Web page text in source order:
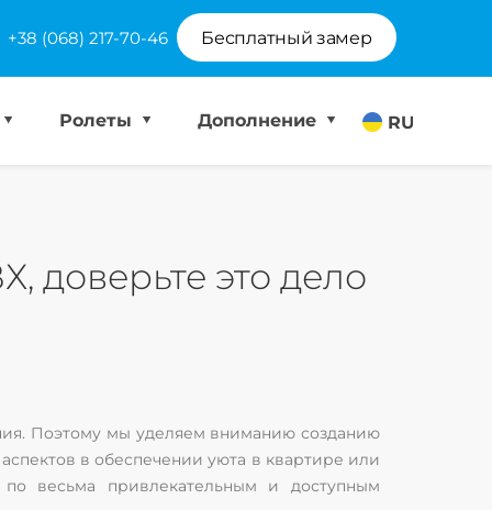
+38 (068) 217-70-46 Бесплатный замер
RU
Ролеты Дополнение
доверьте это дело
Поэтому мы уделяем вниманию созданию
в обеспечении уюта в квартире или
весьма привлекательным и доступным